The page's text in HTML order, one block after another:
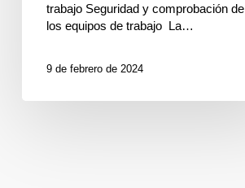
trabajo Seguridad y comprobación de
los equipos de trabajo La…
9 de febrero de 2024